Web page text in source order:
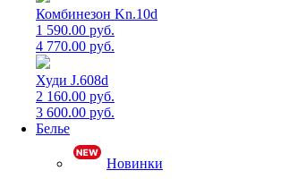
Комбинезон Kn.10d
1 590.00 руб.
4 770.00 руб.
Худи J.608d
2 160.00 руб.
3 600.00 руб.
Белье
Новинки